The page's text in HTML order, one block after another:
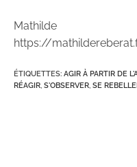
Mathilde
https://
ÉTIQUETTES: AGIR À PARTIR DE
RÉAGIR, S'OBSERVER, SE